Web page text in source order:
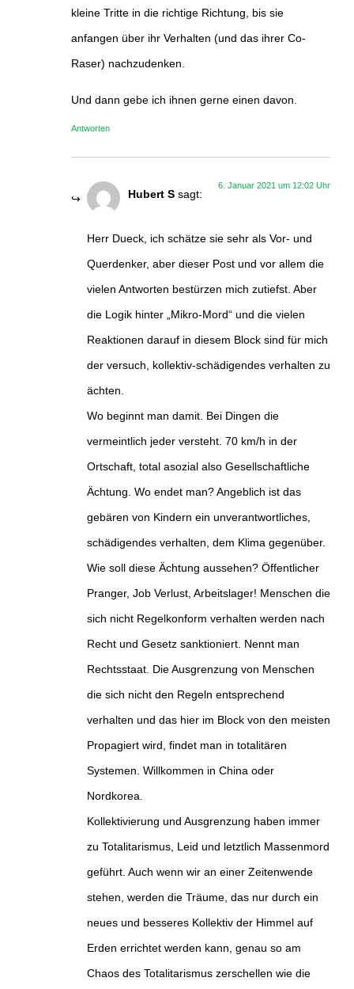
kleine Tritte in die richtige Richtung, bis sie
anfangen über ihr Verhalten (und das ihrer Co-
Raser) nachzudenken.
Und dann gebe ich ihnen gerne einen davon.
Antworten
Hubert S sagt:
6. Januar 2021 um 12:02 Uhr
Herr Dueck, ich schätze sie sehr als Vor- und
Querdenker, aber dieser Post und vor allem die
vielen Antworten bestürzen mich zutiefst. Aber
die Logik hinter „Mikro-Mord“ und die vielen
Reaktionen darauf in diesem Block sind für mich
der versuch, kollektiv-schädigendes verhalten zu
ächten.
Wo beginnt man damit. Bei Dingen die
vermeintlich jeder versteht. 70 km/h in der
Ortschaft, total asozial also Gesellschaftliche
Ächtung. Wo endet man? Angeblich ist das
gebären von Kindern ein unverantwortliches,
schädigendes verhalten, dem Klima gegenüber.
Wie soll diese Ächtung aussehen? Öffentlicher
Pranger, Job Verlust, Arbeitslager! Menschen die
sich nicht Regelkonform verhalten werden nach
Recht und Gesetz sanktioniert. Nennt man
Rechtsstaat. Die Ausgrenzung von Menschen
die sich nicht den Regeln entsprechend
verhalten und das hier im Block von den meisten
Propagiert wird, findet man in totalitären
Systemen. Willkommen in China oder
Nordkorea.
Kollektivierung und Ausgrenzung haben immer
zu Totalitarismus, Leid und letztlich Massenmord
geführt. Auch wenn wir an einer Zeitenwende
stehen, werden die Träume, das nur durch ein
neues und besseres Kollektiv der Himmel auf
Erden errichtet werden kann, genau so am
Chaos des Totalitarismus zerschellen wie die